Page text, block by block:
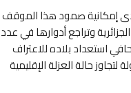
إمكانية صمود هذا الموقف
وتراجع أدوارها في عدد
استعداد بلاده للاعتراف
لتجاوز حالة العزلة الإقليمية